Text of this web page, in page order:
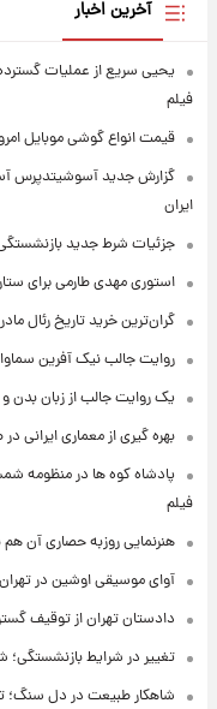
آخرین اخبار
یحیی سریع از عملیات
فیلم
قیمت انواع گوشی موبایل امروز پنجشنبه ۱۵
گزارش جدید آسوشیتدپرس
ایران
جزئیات شرط جدید
استوری مهدی طارمی برای
گران‌ترین خرید تاریخ رئال
روایت جالب نیک آفرین
یک روایت جالب از زبان بدن و
بهره گیری از معماری ایرانی در
پادشاه کوه ها در منظومه
فیلم
هنرنمایی روزبه حصاری آن هم
آوای موسیقی اوشین در
دادستان تهران از توقیف
تغییر در شرایط
شاهکار طبیعت در دل سنگ؛